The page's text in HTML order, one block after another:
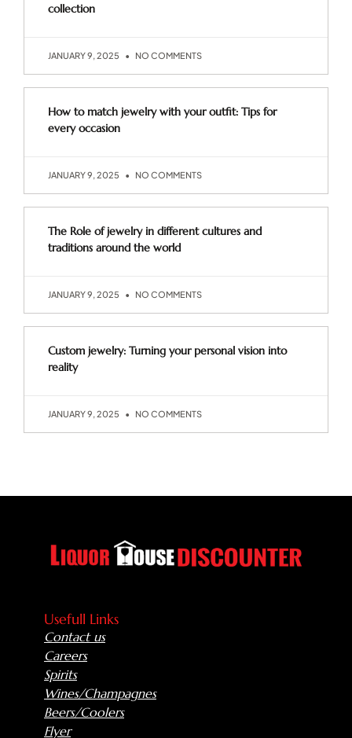
collection
JANUARY 9, 2025 NO COMMENTS
How to match jewelry with your outfit: Tips for
every occasion
JANUARY 9, 2025 NO COMMENTS
The Role of jewelry in different cultures and
traditions around the world
JANUARY 9, 2025 NO COMMENTS
Custom jewelry: Turning your personal vision into
reality
JANUARY 9, 2025 NO COMMENTS
Usefull Links
Contact us
Careers
Spirits
Wines/Champagnes
Beers/Coolers
Flyer